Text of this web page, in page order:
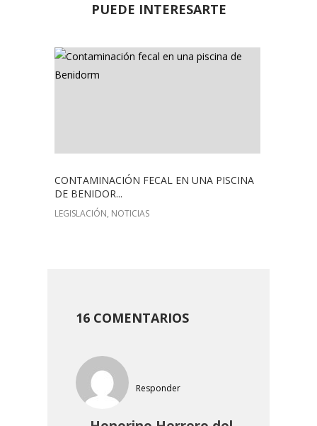
PUEDE INTERESARTE
CONTAMINACIÓN FECAL EN UNA PISCINA
DE BENIDOR...
LEGISLACIÓN, NOTICIAS
16 COMENTARIOS
Responder